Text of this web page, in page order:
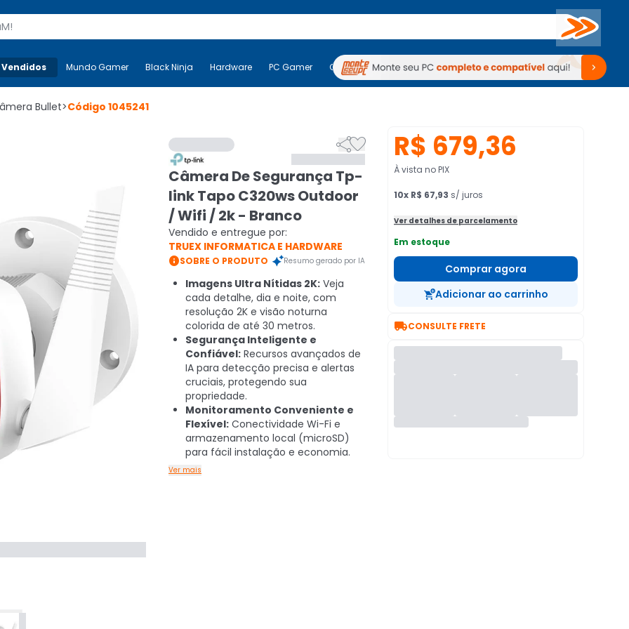
Buscar
Mais-v- Mundo Gamer Black Ninja Hardware PC Gamer Computadores Periféricos TV Venda no KaBuM!
Mundo Gamer Black Ninja Hardware PC Gamer Computadores Periféricos TV Venda no KaBuM!
Bullet>Código 1045241

Câmera De Segurança Tp-
link Tapo C320ws Outdoor
/ Wifi / 2k - Branco
Vendido e entregue por:
TRUEX INFORMATICA E HARDWARE
SOBRE O PRODUTO Resumo gerado por IA
Imagens Ultra Nítidas 2K: Veja
cada detalhe, dia e noite, com
resolução 2K e visão noturna
colorida de até 30 metros.
Segurança Inteligente e
Confiável: Recursos avançados de
IA para detecção precisa e alertas
cruciais, protegendo sua
propriedade.
Monitoramento Conveniente e
Flexível: Conectividade Wi-Fi e
armazenamento local (microSD)
para fácil instalação e economia.
Ver mais
R$ 679,36
À vista no PIX
10x R$ 67,93 s/ juros
Ver detalhes de parcelamento
Em estoque
Comprar agora
Adicionar ao carrinho
CONSULTE FRETE